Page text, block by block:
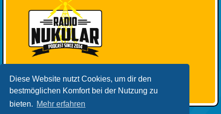
Diese Website nutzt Cookies, um dir den
bestmöglichen Komfort bei der Nutzung zu
bieten. Mehr erfahren